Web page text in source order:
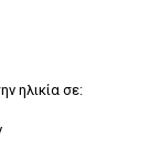
ηλικία σε: